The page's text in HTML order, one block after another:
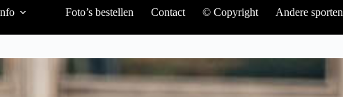
Foto’s bestellen Contact © Copyright Andere sporten